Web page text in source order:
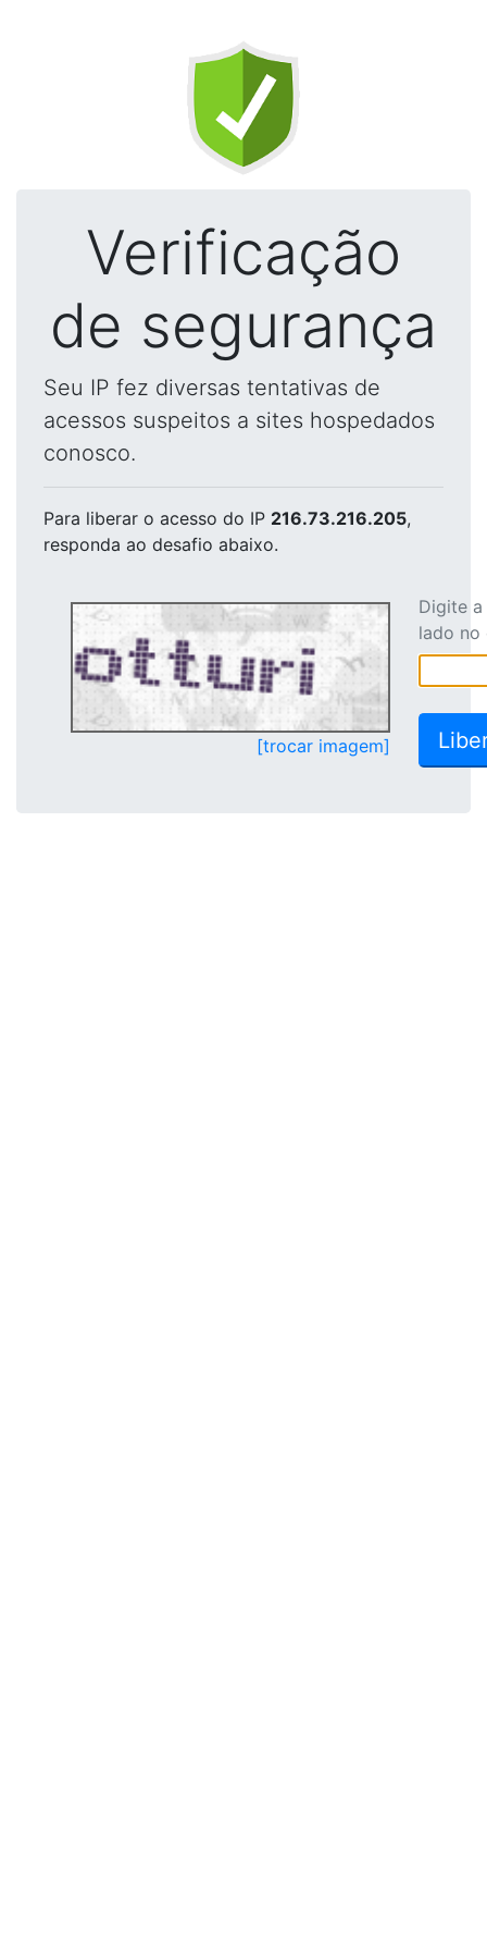
Verificação
de segurança
Seu IP fez diversas tentativas de
acessos suspeitos a sites hospedados
conosco.
Para liberar o acesso do IP 216.73.216.205,
responda ao desafio abaixo.
[trocar imagem]
Digite
lado no